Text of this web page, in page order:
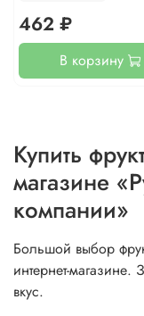
462 ₽
В корзину
Купить
магазине
компании»
Большой выбор
интернет-
вкус.